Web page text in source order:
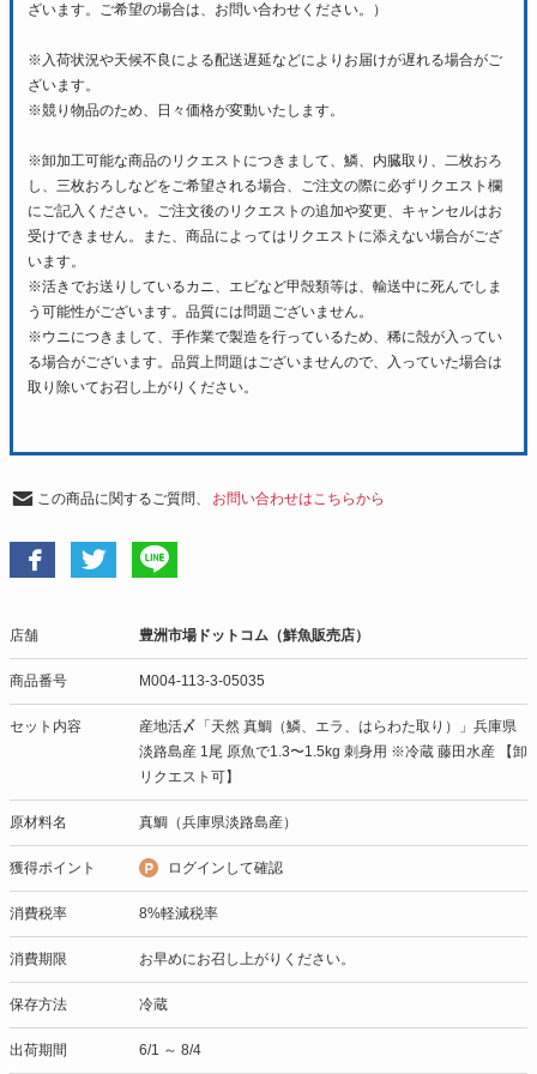
ざいます。ご希望の場合は、お問い合わせください。）
※入荷状況や天候不良による配送遅延などによりお届けが遅れる場合がご
ざいます。
※競り物品のため、日々価格が変動いたします。
※卸加工可能な商品のリクエストにつきまして、鱗、内臓取り、二枚おろ
し、三枚おろしなどをご希望される場合、ご注文の際に必ずリクエスト欄
にご記入ください。ご注文後のリクエストの追加や変更、キャンセルはお
受けできません。また、商品によってはリクエストに添えない場合がござ
います。
※活きでお送りしているカニ、エビなど甲殻類等は、輸送中に死んでしま
う可能性がございます。品質には問題ございません。
※ウニにつきまして、手作業で製造を行っているため、稀に殻が入ってい
る場合がございます。品質上問題はございませんので、入っていた場合は
取り除いてお召し上がりください。
この商品に関するご質問、 お問い合わせはこちらから
店舗 豊洲市場ドットコム（鮮魚販売店）
商品番号 M004-113-3-05035
セット内容
産地活〆「天然 真鯛（鱗、エラ、はらわた取り）」兵庫県
淡路島産 1尾 原魚で1.3〜1.5kg 刺身用 ※冷蔵 藤田水産 【卸
リクエスト可】
原材料名 真鯛（兵庫県淡路島産）
獲得ポイント ログインして確認
消費税率 8%軽減税率
消費期限 お早めにお召し上がりください。
保存方法 冷蔵
出荷期間 6/1 ～ 8/4